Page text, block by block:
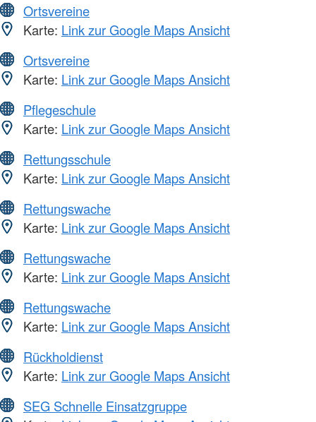
Ortsvereine
Karte: Link zur Google Maps Ansicht
Ortsvereine
Karte: Link zur Google Maps Ansicht
Pflegeschule
Karte: Link zur Google Maps Ansicht
Rettungsschule
Karte: Link zur Google Maps Ansicht
Rettungswache
Karte: Link zur Google Maps Ansicht
Rettungswache
Karte: Link zur Google Maps Ansicht
Rettungswache
Karte: Link zur Google Maps Ansicht
Rückholdienst
Karte: Link zur Google Maps Ansicht
SEG Schnelle Einsatzgruppe